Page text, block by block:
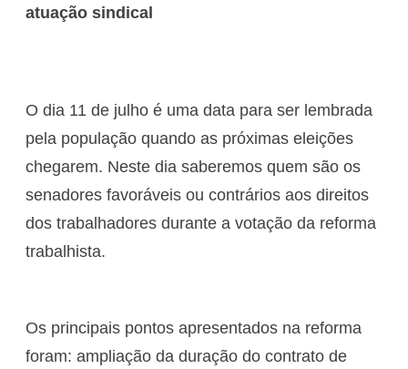
atuação sindical
O dia 11 de julho é uma data para ser lembrada
pela população quando as próximas eleições
chegarem. Neste dia saberemos quem são os
senadores favoráveis ou contrários aos direitos
dos trabalhadores durante a votação da reforma
trabalhista.
Os principais pontos apresentados na reforma
foram: ampliação da duração do contrato de